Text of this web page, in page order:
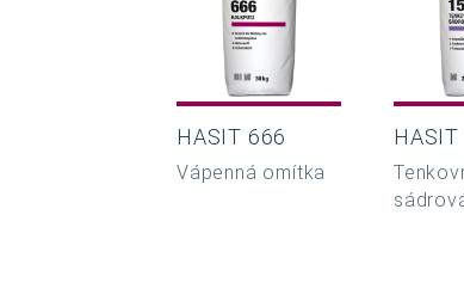
HASIT 666
Vápenná omítka
HASIT